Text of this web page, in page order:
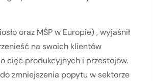
oraz MŚP w Europie) , wyjaśnił
na swoich klientów
cięć produkcyjnych i przestojów.
zmniejszenia popytu w sektorze